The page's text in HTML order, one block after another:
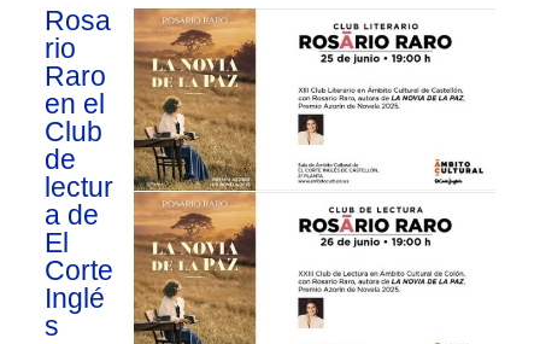
Rosa
rio
Raro
en el
Club
de
lectur
a de
El
Corte
Inglé
s